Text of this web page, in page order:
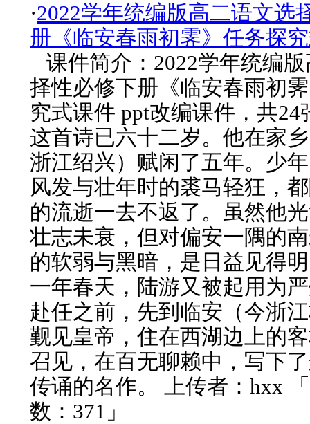
·2022学年统编版高二语文选
册《临安春雨初霁》任务探
课件简介：2022学年统编
择性必修下册《临安春雨初
究式课件 ppt改编课件，共24
这首诗已六十二岁。他在家
浙江绍兴）赋闲了五年。少
风发与壮年时的裘马轻狂，
的流逝一去不返了。虽然他
壮志未衰，但对偏安一隅的
的软弱与黑暗，是日益见得
一年春天，陆游又被起用为
赴任之前，先到临安（今浙
觐见皇帝，住在西湖边上的
召见，在百无聊赖中，写下
传诵的名作。 上传者：hxx
数：371」